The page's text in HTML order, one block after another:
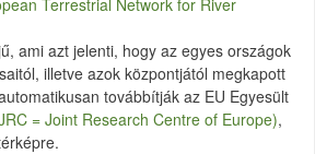
Terrestrial Network for River
ami azt jelenti, hogy az egyes országok
illetve azok központjától megkapott
továbbítják az EU Egyesült
= Joint Research Centre of Europe),